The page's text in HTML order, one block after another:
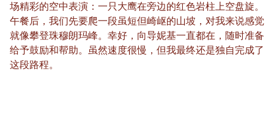
场精彩的空中表演：一只大鹰在旁边的红色岩柱上空盘旋。
午餐后，我们先要爬一段虽短但崎岖的山坡，对我来说感觉
就像攀登珠穆朗玛峰。幸好，向导妮基一直都在，随时准备
给予鼓励和帮助。虽然速度很慢，但我最终还是独自完成了
这段路程。